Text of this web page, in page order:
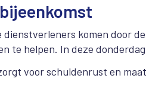
komen door
te helpen. In deze
voor schuldenrust en